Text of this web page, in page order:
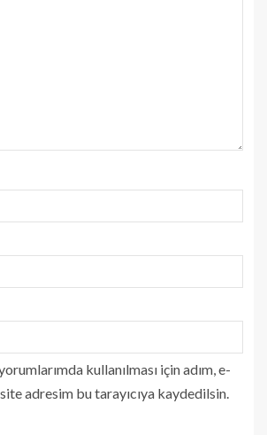
kullanılması için adım, e-
adresim bu tarayıcıya kaydedilsin.